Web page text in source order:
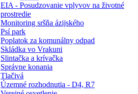
EIA - Posudzovanie vplyvov na životné
prostredie
Monitoring sršňa ázijského
Psí park
Poplatok za komunálny odpad
Skládka vo Vrakuni
Slintačka a krívačka
Správne konania
Tlačivá
Územné rozhodnutia - D4, R7